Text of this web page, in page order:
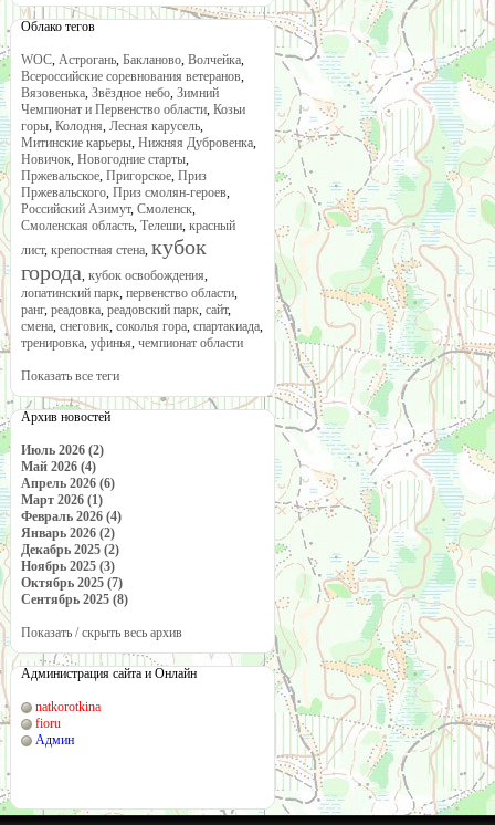
Облако тегов
WOC, Астрогань, Бакланово, Волчейка,
Всероссийские соревнования ветеранов,
Вязовенька, Звёздное небо, Зимний
Чемпионат и Первенство области, Козьи
горы, Колодня, Лесная карусель,
Митинские карьеры, Нижняя Дубровенка,
Новичок, Новогодние старты,
Пржевальское, Пригорское, Приз
Пржевальского, Приз смолян-героев,
Российский Азимут, Смоленск,
Смоленская область, Телеши, красный
лист, крепостная стена, кубок
города, кубок освобождения,
лопатинский парк, первенство области,
ранг, реадовка, реадовский парк, сайт,
смена, снеговик, соколья гора, спартакиада,
тренировка, уфинья, чемпионат области
Показать все теги
Архив новостей
Июль 2026 (2)
Май 2026 (4)
Апрель 2026 (6)
Март 2026 (1)
Февраль 2026 (4)
Январь 2026 (2)
Декабрь 2025 (2)
Ноябрь 2025 (3)
Октябрь 2025 (7)
Сентябрь 2025 (8)
Показать / скрыть весь архив
Администрация сайта и Онлайн
natkorotkina
fioru
Админ